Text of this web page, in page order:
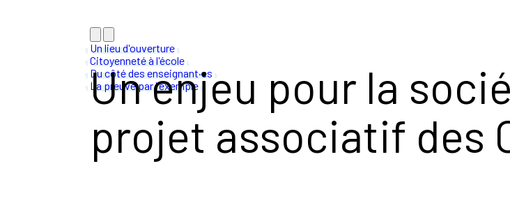
Un lieu d'ouverture
Citoyenneté à l'école
Du côté des enseignant·es
La preuve par l'exemple
Un enjeu pour la
projet associatif des